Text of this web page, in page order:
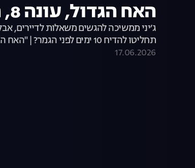
האח הגדול, עונה 8, פרק 60: משדר הדחה!
ג׳יני ממשיכה להגשים משאלות לדיירים,
תחליטו להדיח 10 ימים לפני הגמר? | "האח הגדול", לצפייה ישירה
17.06.2026